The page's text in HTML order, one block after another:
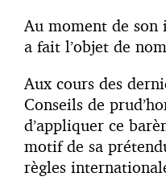
Au moment de son
a fait l’objet de
Aux cours des
Conseils de
d’appliquer ce
motif de sa
règles